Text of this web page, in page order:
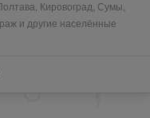
Кировоград, Сумы,
и другие населённые